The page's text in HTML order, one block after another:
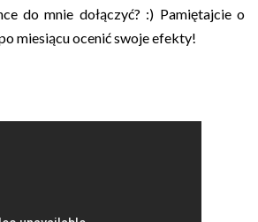
do mnie dołączyć? :) Pamiętajcie o
miesiącu ocenić swoje efekty!